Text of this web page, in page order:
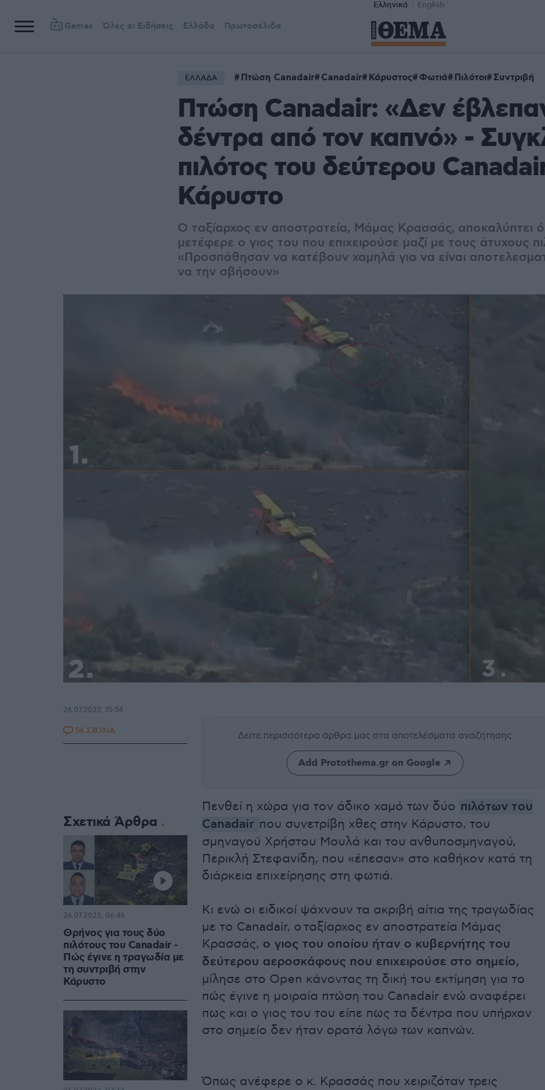
Ελληνικά English
Games Όλες οι Ειδήσεις Ελλάδα Πρωτοσέλιδα
ΕΛΛΑΔΑ Πτώση Canadair Canadair Κάρυστος Φωτιά Πιλότοι Συντριβή
Πτώση Canadair: «Δεν
δέντρα από τον καπνό» -
πιλότος του δεύτερου
Κάρυστο
Ο ταξίαρχος εν αποστρατεία, Μάμας Κρασσάς, αποκαλύπτει
μετέφερε ο γιος του που επιχειρούσε μαζί με τους άτυχους
«Προσπάθησαν να κατέβουν χαμηλά για να είναι
να την σβήσουν»
Δείτε περισσότερα άρθρα μας στα αποτελέσματα αναζήτησης
Add Protothema.gr on Google
Πενθεί η χώρα για τον άδικο χαμό των δύο πιλότων του
Canadair που συνετρίβη χθες στην Κάρυστο, του
σμηναγού Χρήστου Μουλά και του ανθυποσμηναγού,
Περικλή Στεφανίδη, που «έπεσαν» στο καθήκον κατά τη
διάρκεια επιχείρησης στη φωτιά.
Κι ενώ οι ειδικοί ψάχνουν τα ακριβή αίτια της τραγωδίας
με το Canadair, οταξίαρχος εν αποστρατεία Μάμας
Κρασσάς, ο γιος του οποίου ήταν ο κυβερνήτης του
δεύτερου αεροσκάφους που επιχειρούσε στο σημείο,
μίλησε στο Open κάνοντας τη δική του εκτίμηση για το
πώς έγινε η μοιραία πτώση του Canadair ενώ αναφέρει
πως και ο γιος του του είπε πως τα δέντρα που υπήρχαν
στο σημείο δεν ήταν ορατά λόγω των καπνών.
Όπως ανέφερε ο κ. Κρασσάς που χειριζόταν τρεις
26.07.2023, 15:34
56 ΣΧΟΛΙΑ
Σχετικά Άρθρα
Θρήνος για τους δύο
πιλότους του Canadair -
Πώς έγινε η τραγωδία με
τη συντριβή στην
Κάρυστο
26.07.2023, 06:46